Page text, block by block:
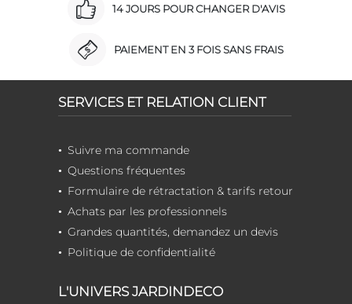
14 JOURS POUR CHANGER D'AVIS
PAIEMENT EN 3 FOIS SANS FRAIS
SERVICES ET RELATION CLIENT
Suivre ma commande
Questions fréquentes
Formulaire de rétractation & tarifs retour
Achats par les professionnels
Grandes quantités, demandez un devis
Politique de confidentialité
L'UNIVERS JARDINDECO